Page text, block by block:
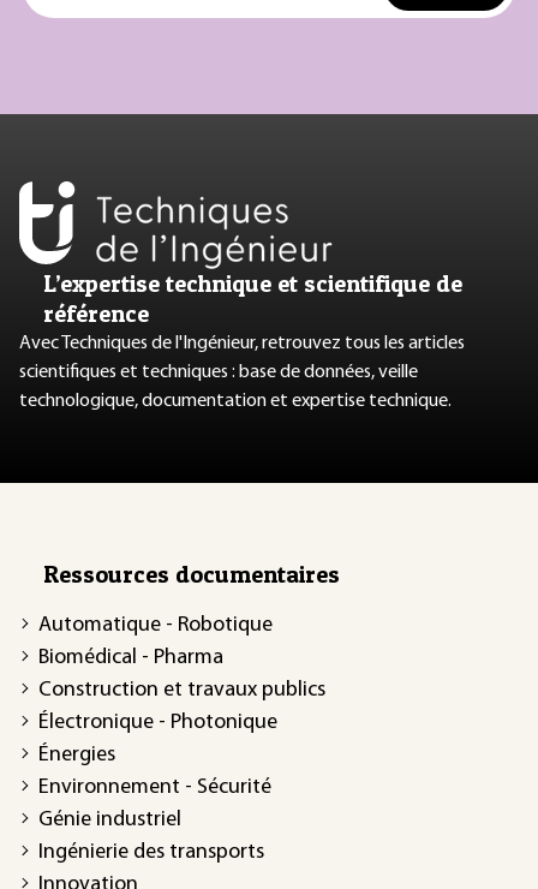
L’expertise technique et scientifique de
référence
Avec Techniques de l'Ingénieur, retrouvez tous les articles
scientifiques et techniques : base de données, veille
technologique, documentation et expertise technique.
Ressources documentaires
Automatique - Robotique
Biomédical - Pharma
Construction et travaux publics
Électronique - Photonique
Énergies
Environnement - Sécurité
Génie industriel
Ingénierie des transports
Innovation